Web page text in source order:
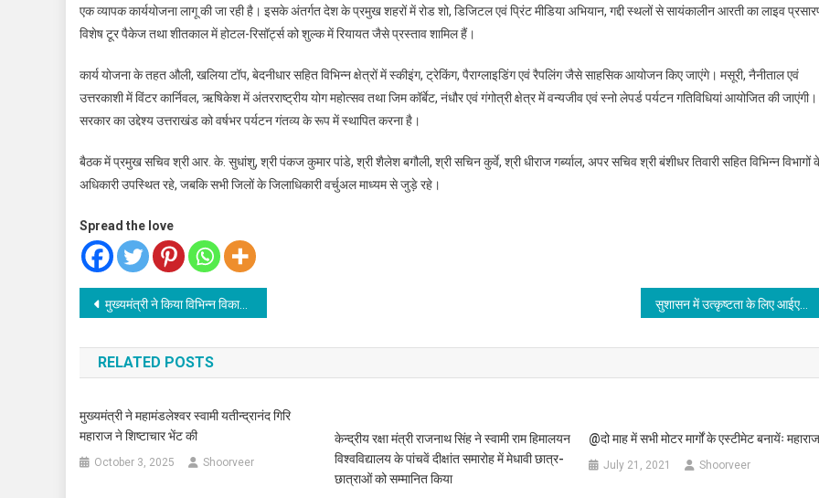
एक व्यापक कार्ययोजना लागू की जा रही है। इसके अंतर्गत देश के प्रमुख शहरों में रोड शो, डिजिटल एवं प्रिंट मीडिया अभियान, गद्दी स्थलों से सायंकालीन आरती का लाइव
विशेष टूर पैकेज तथा शीतकाल में होटल-रिसॉर्ट्स को शुल्क में रियायत जैसे प्रस्ताव शामिल हैं।
कार्य योजना के तहत औली, खलिया टॉप, बेदनीधार सहित विभिन्न क्षेत्रों में स्कीइंग, ट्रेकिंग, पैराग्लाइडिंग एवं रैपलिंग जैसे साहसिक आयोजन किए जाएंगे। मसूरी, नैनीताल एवं
उत्तरकाशी में विंटर कार्निवल, ऋषिकेश में अंतरराष्ट्रीय योग महोत्सव तथा जिम कॉर्बेट, नंधौर एवं गंगोत्री क्षेत्र में वन्यजीव एवं स्नो लेपर्ड पर्यटन गतिविधियां आयोजित की जाएंगी।
सरकार का उद्देश्य उत्तराखंड को वर्षभर पर्यटन गंतव्य के रूप में स्थापित करना है।
बैठक में प्रमुख सचिव श्री आर. के. सुधांशु, श्री पंकज कुमार पांडे, श्री शैलेश बगौली, श्री सचिन कुर्वे, श्री धीराज गर्ब्याल, अपर सचिव श्री बंशीधर तिवारी सहित विभिन्न विभागों
अधिकारी उपस्थित रहे, जबकि सभी जिलों के जिलाधिकारी वर्चुअल माध्यम से जुड़े रहे।
Spread the love
Post
navigation
मुख्यमंत्री ने किया विभिन्न विकास योजनाओं के लिए 68.26 करोड़ की धनराशि का अनुमोदन सुशासन में उत्कृष्टता के लिए आईएएस बंशीधर तिवारी को राष्ट्रीय सम्मान@ मुख्यमंत्री ने किया सम्मानित
RELATED POSTS
मुख्यमंत्री ने महामंडलेश्वर स्वामी यतीन्द्रानंद गिरि
महाराज ने शिष्टाचार भेंट की
October 3, 2025 Shoorveer
केन्द्रीय रक्षा मंत्री राजनाथ सिंह ने स्वामी राम हिमालयन
विश्वविद्यालय के पांचवें दीक्षांत समारोह में मेधावी छात्र-
छात्राओं को सम्मानित किया
@दो माह में सभी मोटर मार्गों के एस्टीमेट बनायेंः
July 21, 2021 Shoorveer